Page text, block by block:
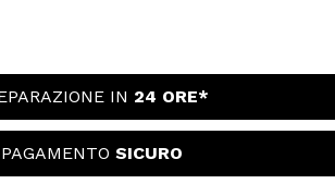
IN 24 ORE*
PAGAMENTO SICURO